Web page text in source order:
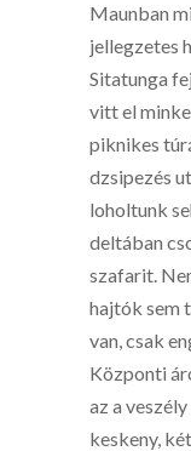
Maunban
jellegzetes
Sitatunga
vitt el
piknikes
dzsipezés
loholtunk
deltában
szafarit.
hajtók sem
van, csak
Központi
az a
keskeny,